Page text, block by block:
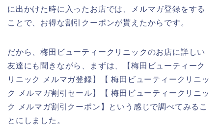
に出かけた時に入ったお店では、メルマガ登録をする
ことで、お得な割引クーポンが貰えたからです。
だから、梅田ビューティークリニックのお店に詳しい
友達にも聞きながら、まずは、【梅田ビューティーク
リニック メルマガ登録】【 梅田ビューティークリニッ
ク メルマガ割引セール】【 梅田ビューティークリニッ
ク メルマガ割引クーポン】という感じで調べてみるこ
とにしました。